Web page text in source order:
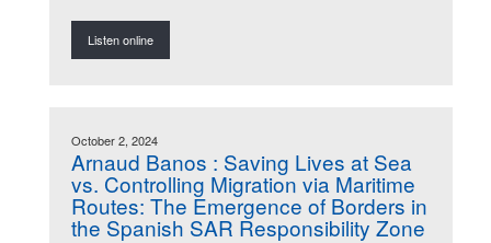
Listen online
October 2, 2024
Arnaud Banos : Saving Lives at Sea
vs. Controlling Migration via Maritime
Routes: The Emergence of Borders in
the Spanish SAR Responsibility Zone